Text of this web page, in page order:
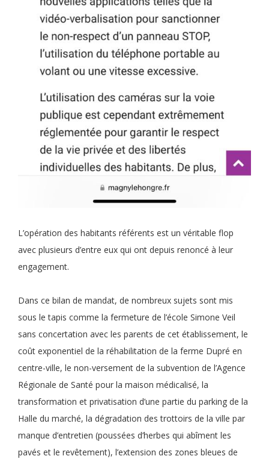
L’opération des habitants référents est un véritable flop
avec plusieurs d’entre eux qui ont depuis renoncé à leur
engagement.
Dans ce bilan de mandat, de nombreux sujets sont mis
sous le tapis comme la fermeture de l’école Simone Veil
sans concertation avec les parents de cet établissement, le
coût exponentiel de la réhabilitation de la ferme Dupré en
centre-ville, le non-versement de la subvention de l’Agence
Régionale de Santé pour la maison médicalisé, la
transformation et privatisation d’une partie du parking de la
Halle du marché, la dégradation des trottoirs de la ville par
manque d’entretien (poussées d’herbes qui abîment les
pavés et le revêtement), l’extension des zones bleues de